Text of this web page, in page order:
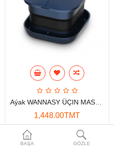
Tor Enjamlary
Öý enjamlary
Telefon ulgamy
Akylly öý
Ykjam enjamlar
Proýektorlar
Gurallar
Oýun konsoly
BAŞA GÖZLE
1,448.00TMT